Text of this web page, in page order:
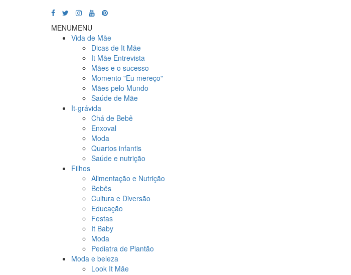
MENUMENU
Vida de Mãe
Dicas de It Mãe
It Mãe Entrevista
Mães e o sucesso
Momento "Eu mereço"
Mães pelo Mundo
Saúde de Mãe
It-grávida
Chá de Bebê
Enxoval
Moda
Quartos infantis
Saúde e nutrição
Filhos
Alimentação e Nutrição
Bebês
Cultura e Diversão
Educação
Festas
It Baby
Moda
Pediatra de Plantão
Moda e beleza
Look It Mãe